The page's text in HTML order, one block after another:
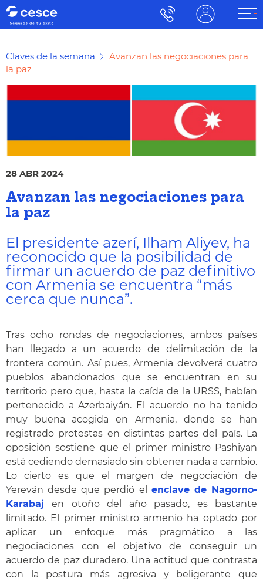
Claves de la semana
Avanzan las negociaciones para
la paz
28 ABR 2024
Avanzan las negociaciones para
la paz
El presidente azerí, Ilham Aliyev, ha
reconocido que la posibilidad de
firmar un acuerdo de paz definitivo
con Armenia se encuentra “más
cerca que nunca”.
Tras ocho rondas de negociaciones, ambos países
han llegado a un acuerdo de delimitación de la
frontera común. Así pues, Armenia devolverá cuatro
pueblos abandonados que se encuentran en su
territorio pero que, hasta la caída de la URSS, habían
pertenecido a Azerbaiyán. El acuerdo no ha tenido
muy buena acogida en Armenia, donde se han
registrado protestas en distintas partes del país. La
oposición sostiene que el primer ministro Pashiyan
está cediendo demasiado sin obtener nada a cambio.
Lo cierto es que el margen de negociación de
Yereván desde que perdió el enclave de Nagorno-
Karabajen otoño del año pasado, es bastante
limitado. El primer ministro armenio ha optado por
aplicar un enfoque más pragmático a las
negociaciones con el objetivo de conseguir un
acuerdo de paz duradero. Una actitud que contrasta
con la postura más agresiva y beligerante que